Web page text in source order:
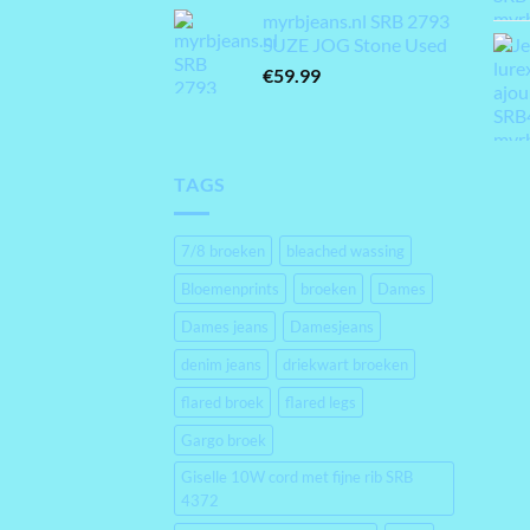
was:
€69.99.
is:
€41.99.
myrbjeans.nl SRB 2793
SUZE JOG Stone Used
€59.99
TAGS
7/8 broeken
bleached wassing
Bloemenprints
broeken
Dames
Dames jeans
Damesjeans
denim jeans
driekwart broeken
flared broek
flared legs
Gargo broek
Giselle 10W cord met fijne rib SRB
4372